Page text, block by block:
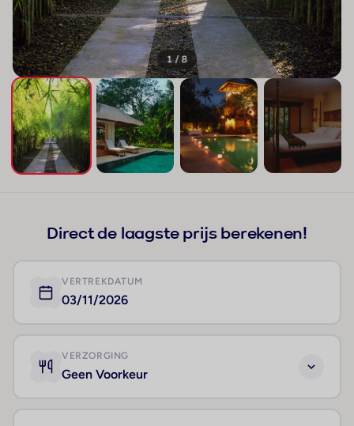
1 / 8
Direct de laagste prijs berekenen!
VERTREKDATUM
03/11/2026
VERZORGING
Geen Voorkeur